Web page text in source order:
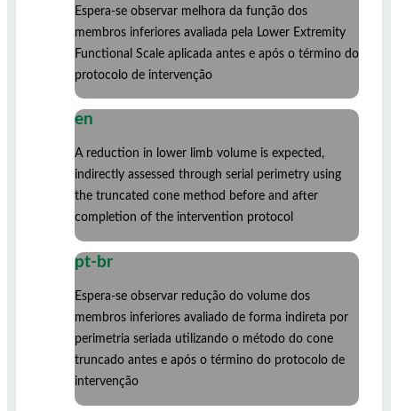
Espera-se observar melhora da função dos
membros inferiores avaliada pela Lower Extremity
Functional Scale aplicada antes e após o término do
protocolo de intervenção
en
A reduction in lower limb volume is expected,
indirectly assessed through serial perimetry using
the truncated cone method before and after
completion of the intervention protocol
pt-br
Espera-se observar redução do volume dos
membros inferiores avaliado de forma indireta por
perimetria seriada utilizando o método do cone
truncado antes e após o término do protocolo de
intervenção